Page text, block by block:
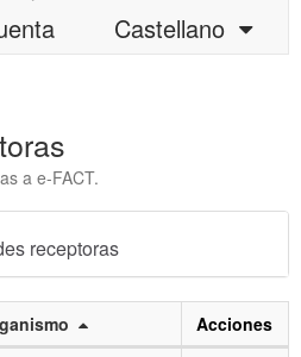
Castellano
a e-FACT.
receptoras
Acciones